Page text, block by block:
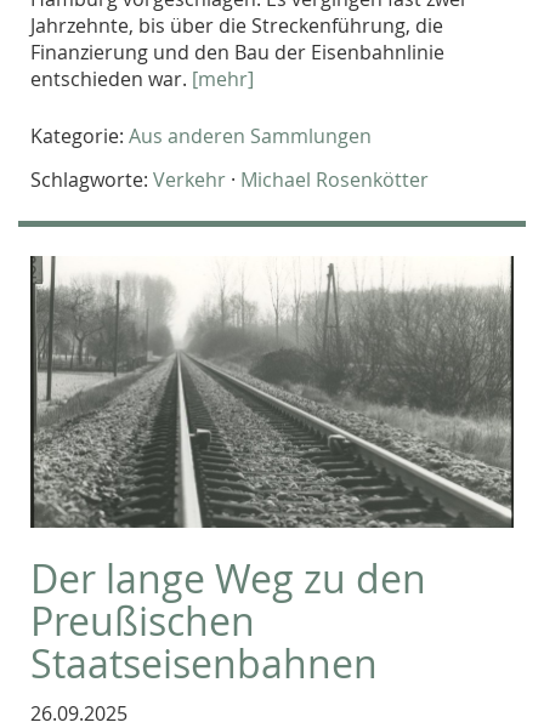
Jahrzehnte, bis über die Streckenführung, die
Finanzierung und den Bau der Eisenbahnlinie
entschieden war. [mehr]
Kategorie: Aus anderen Sammlungen
Schlagworte: Verkehr · Michael Rosenkötter
Der lange Weg zu den
Preußischen
Staatseisenbahnen
26.09.2025